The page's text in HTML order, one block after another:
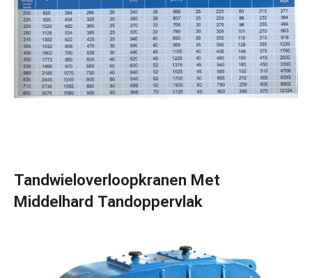
Tandwieloverloopkranen Met
Middelhard Tandoppervlak